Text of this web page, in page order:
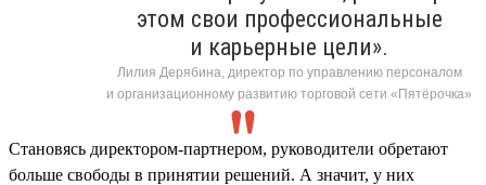
этом свои профессиональные
и карьерные цели».
Лилия Дерябина, директор по управлению персоналом
и организационному развитию торговой сети «Пятёрочка»
Становясь директором-партнером, руководители обретают
больше свободы в принятии решений. А значит, у них